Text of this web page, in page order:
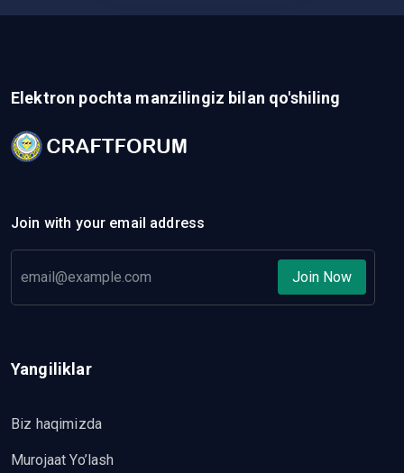
Elektron pochta manzilingiz bilan qo'shiling
Join with your email address
Join Now
Yangiliklar
Biz haqimizda
Murojaat Yo’lash